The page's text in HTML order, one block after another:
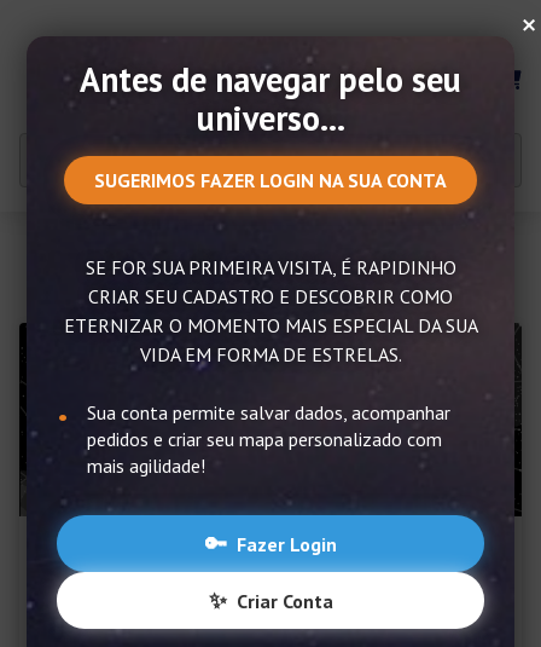
Resultado para: escorpião
ASTRONOMIA
• 10/06/2022
Constelações: o que são, origens e e-book grátis sobre elas
Entenda tudo sobre as constelações: o que são, sua
importância, quais são as mais expressivas e ainda baixe
×
Antes de navegar pelo seu
universo...
SUGERIMOS FAZER LOGIN NA SUA CONTA
SE FOR SUA PRIMEIRA VISITA, É RAPIDINHO
CRIAR SEU CADASTRO E DESCOBRIR COMO
ETERNIZAR O MOMENTO MAIS ESPECIAL DA SUA
VIDA EM FORMA DE ESTRELAS.
Sua conta permite salvar dados, acompanhar
pedidos e criar seu mapa personalizado com
mais agilidade!
🔑 Fazer Login
✨ Criar Conta